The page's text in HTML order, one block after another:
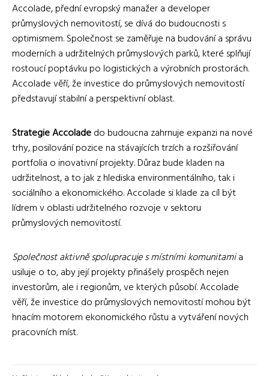
Accolade, přední evropský manažer a developer
průmyslových nemovitostí, se dívá do budoucnosti s
optimismem. Společnost se zaměřuje na budování a správu
moderních a udržitelných průmyslových parků, které splňují
rostoucí poptávku po logistických a výrobních prostorách.
Accolade věří, že investice do průmyslových nemovitostí
představují stabilní a perspektivní oblast.
Strategie Accoladedo budoucna zahrnuje expanzi na nové
trhy, posilování pozice na stávajících trzích a rozšiřování
portfolia o inovativní projekty. Důraz bude kladen na
udržitelnost, a to jak z hlediska environmentálního, tak i
sociálního a ekonomického. Accolade si klade za cíl být
lídrem v oblasti udržitelného rozvoje v sektoru
průmyslových nemovitostí.
Společnost aktivně spolupracuje s místními komunitamia
usiluje o to, aby její projekty přinášely prospěch nejen
investorům, ale i regionům, ve kterých působí. Accolade
věří, že investice do průmyslových nemovitostí mohou být
hnacím motorem ekonomického růstu a vytváření nových
pracovních míst.